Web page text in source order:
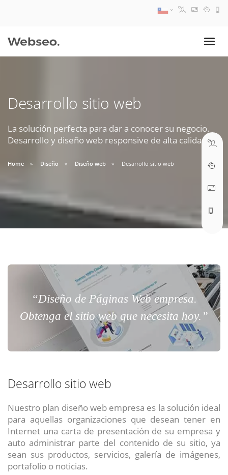
Desarrollo sitio web
La solución perfecta para dar a conocer su negocio.
Desarrollo y diseño web responsive de alta calidad.
Home Diseño Diseño web Desarrollo sitio web
“Diseño de Páginas Web empresa.
Obtenga el sitio web que necesita hoy.”
Desarrollo sitio web
Nuestro plan diseño web empresa es la solución ideal
para aquellas organizaciones que desean tener en
Internet una carta de presentación de su empresa y
auto administrar parte del contenido de su sitio, ya
sean sus productos, servicios, galería de imágenes,
portafolio o noticias.
09:30 AM A 18:30 PM
soporte@webseo.cl